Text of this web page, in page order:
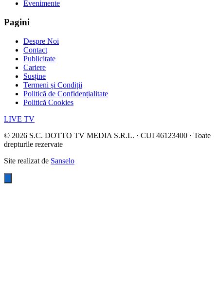
Evenimente
Pagini
Despre Noi
Contact
Publicitate
Cariere
Susține
Termeni și Condiții
Politică de Confidențialitate
Politică Cookies
LIVE TV
© 2026 S.C. DOTTO TV MEDIA S.R.L. · CUI 46123400 · Toate
drepturile rezervate
Site realizat de Sanselo